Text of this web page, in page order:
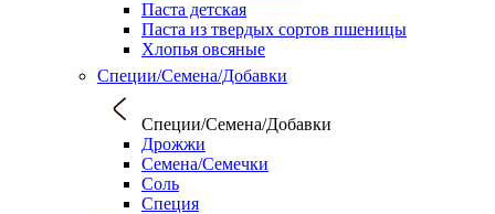
Паста детская
Паста из твердых сортов пшеницы
Хлопья овсяные
Специи/Семена/Добавки
Специи/Семена/Добавки
Дрожжи
Семена/Семечки
Соль
Специя